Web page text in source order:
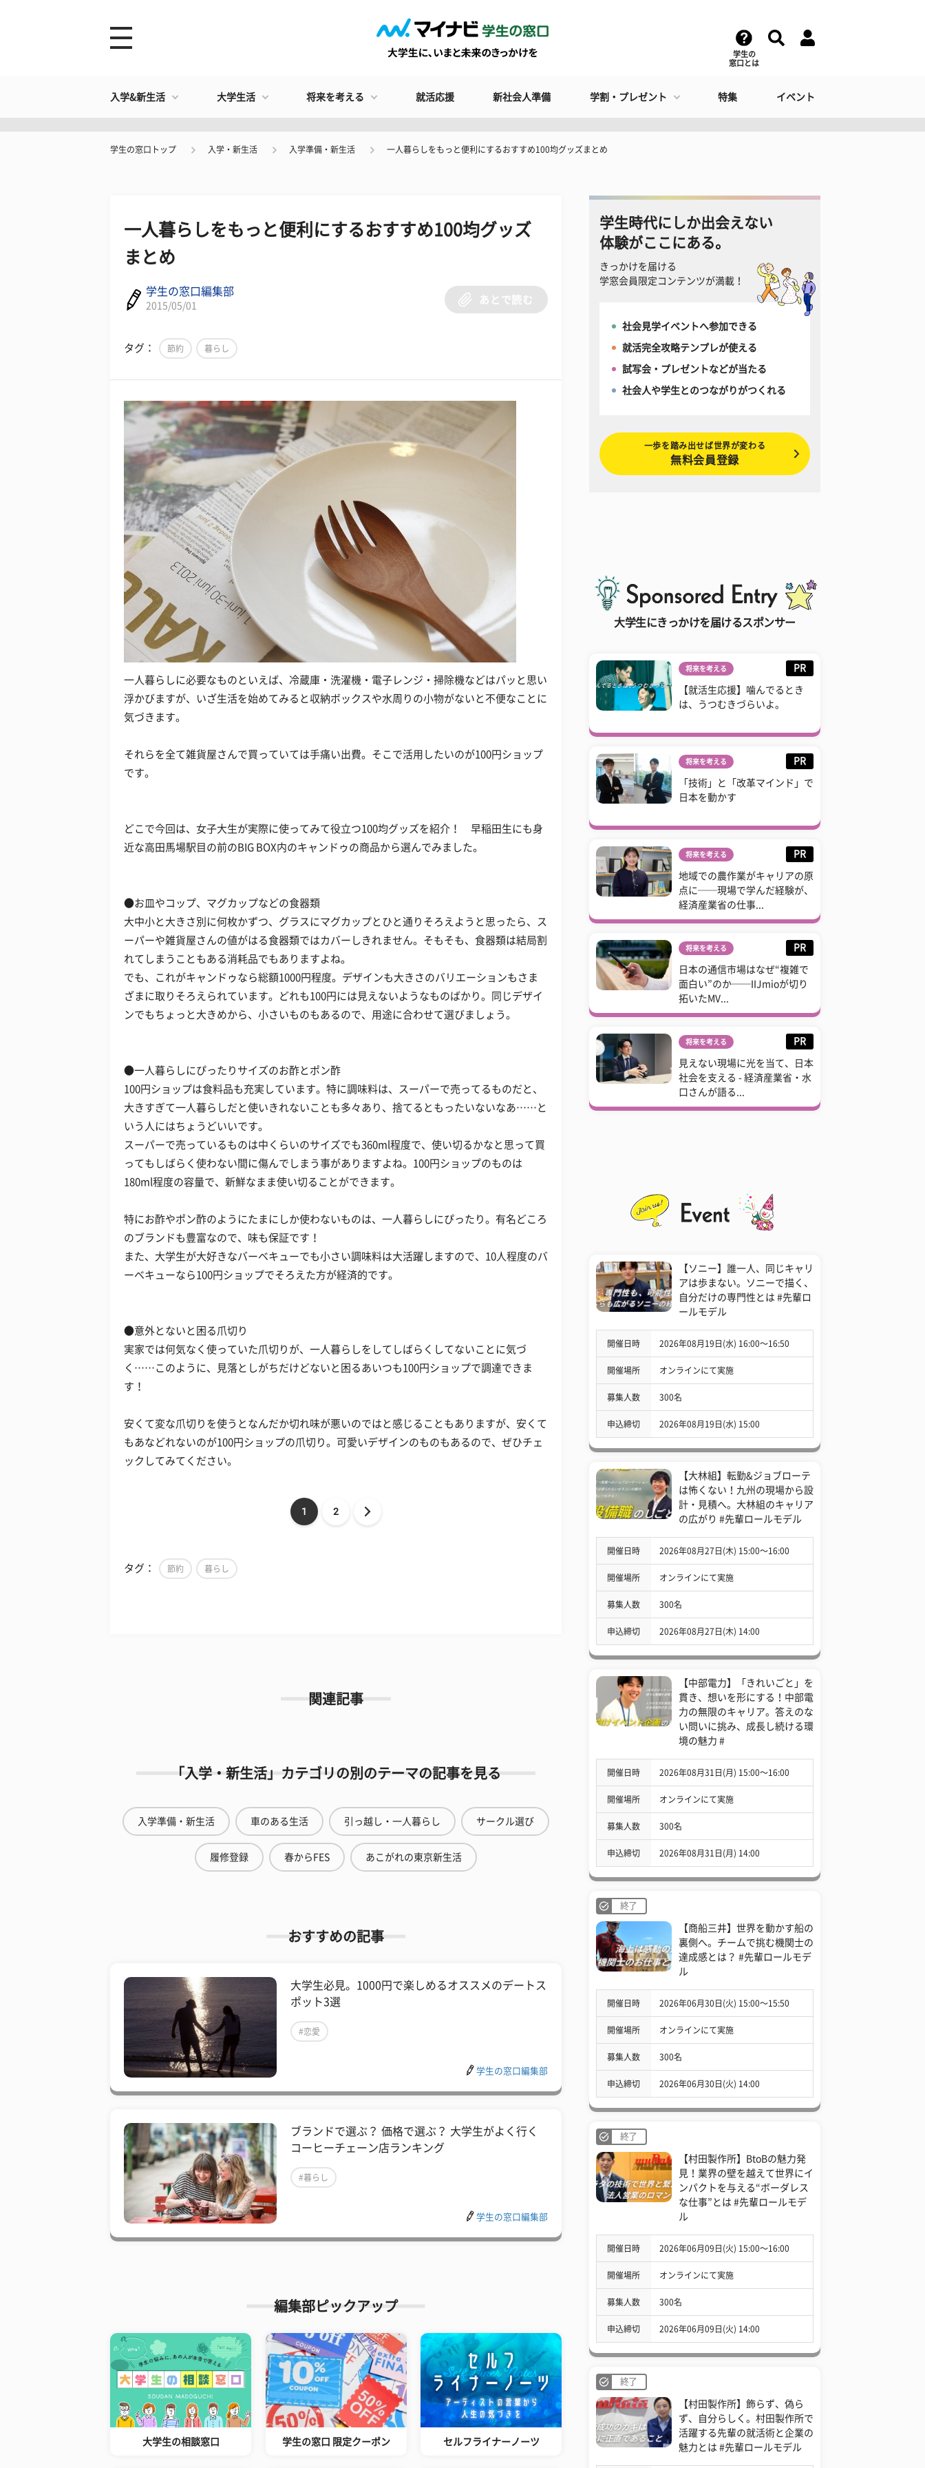
学生の
窓口とは
入学&新生活 大学生活 将来を考える 就活応援 新社会人準備 学割・プレゼント 特集 イベント
学生の窓口トップ 入学・新生活 入学準備・新生活 一人暮らしをもっと便利にするおすすめ100均グッズまとめ
一人暮らしをもっと便利にするおすすめ100均グッズ
まとめ
学生の窓口編集部
2015/05/01
あとで読む
タグ： 節約 暮らし
一人暮らしに必要なものといえば、冷蔵庫・洗濯機・電子レンジ・掃除機などはパッと思い
浮かびますが、いざ生活を始めてみると収納ボックスや水周りの小物がないと不便なことに
気づきます。
それらを全て雑貨屋さんで買っていては手痛い出費。そこで活用したいのが100円ショップ
です。
どこで今回は、女子大生が実際に使ってみて役立つ100均グッズを紹介！ 早稲田生にも身
近な高田馬場駅目の前のBIG BOX内のキャンドゥの商品から選んでみました。
●お皿やコップ、マグカップなどの食器類
大中小と大きさ別に何枚かずつ、グラスにマグカップとひと通りそろえようと思ったら、ス
ーパーや雑貨屋さんの値がはる食器類ではカバーしきれません。そもそも、食器類は結局割
れてしまうこともある消耗品でもありますよね。
でも、これがキャンドゥなら総額1000円程度。デザインも大きさのバリエーションもさま
ざまに取りそろえられています。どれも100円には見えないようなものばかり。同じデザイ
ンでもちょっと大きめから、小さいものもあるので、用途に合わせて選びましょう。
●一人暮らしにぴったりサイズのお酢とポン酢
100円ショップは食料品も充実しています。特に調味料は、スーパーで売ってるものだと、
大きすぎて一人暮らしだと使いきれないことも多々あり、捨てるともったいないなあ……と
いう人にはちょうどいいです。
スーパーで売っているものは中くらいのサイズでも360ml程度で、使い切るかなと思って買
ってもしばらく使わない間に傷んでしまう事がありますよね。100円ショップのものは
180ml程度の容量で、新鮮なまま使い切ることができます。
特にお酢やポン酢のようにたまにしか使わないものは、一人暮らしにぴったり。有名どころ
のブランドも豊富なので、味も保証です！
また、大学生が大好きなバーベキューでも小さい調味料は大活躍しますので、10人程度のバ
ーベキューなら100円ショップでそろえた方が経済的です。
●意外とないと困る爪切り
実家では何気なく使っていた爪切りが、一人暮らしをしてしばらくしてないことに気づ
く……このように、見落としがちだけどないと困るあいつも100円ショップで調達できま
す！
安くて変な爪切りを使うとなんだか切れ味が悪いのではと感じることもありますが、安くて
もあなどれないのが100円ショップの爪切り。可愛いデザインのものもあるので、ぜひチェ
ックしてみてください。
1 2
タグ： 節約 暮らし
関連記事
「入学・新生活」カテゴリの別のテーマの記事を見る
入学準備・新生活 車のある生活 引っ越し・一人暮らし サークル選び
履修登録 春からFES あこがれの東京新生活
おすすめの記事
大学生必見。1000円で楽しめるオススメのデートス
ポット3選
#恋愛
学生の窓口編集部
ブランドで選ぶ？ 価格で選ぶ？ 大学生がよく行く
コーヒーチェーン店ランキング
#暮らし
学生の窓口編集部
編集部ピックアップ
大学生の相談窓口 学生の窓口 限定クーポン セルフライナーノーツ
学生時代にしか出会えない
体験がここにある。
きっかけを届ける
学窓会員限定コンテンツが満載！
社会見学イベントへ参加できる
就活完全攻略テンプレが使える
試写会・プレゼントなどが当たる
社会人や学生とのつながりがつくれる
一歩を踏み出せば世界が変わる
無料会員登録
大学生にきっかけを届けるスポンサー
将来を考える PR
【就活生応援】噛んでるとき
は、うつむきづらいよ。
将来を考える PR
「技術」と「改革マインド」で
日本を動かす
将来を考える PR
地域での農作業がキャリアの原
点に──現場で学んだ経験が、
経済産業省の仕事...
将来を考える PR
日本の通信市場はなぜ“複雑で
面白い”のか──IIJmioが切り
拓いたMV...
将来を考える PR
見えない現場に光を当て、日本
社会を支える - 経済産業省・水
口さんが語る...
【ソニー】誰一人、同じキャリ
アは歩まない。ソニーで描く、
自分だけの専門性とは #先輩ロ
ールモデル
開催日時 2026年08月19日(水) 16:00〜16:50
開催場所 オンラインにて実施
募集人数 300名
申込締切 2026年08月19日(水) 15:00
【大林組】転勤&ジョブローテ
は怖くない！九州の現場から設
計・見積へ。大林組のキャリア
の広がり #先輩ロールモデル
開催日時 2026年08月27日(木) 15:00〜16:00
開催場所 オンラインにて実施
募集人数 300名
申込締切 2026年08月27日(木) 14:00
【中部電力】「きれいごと」を
貫き、想いを形にする！中部電
力の無限のキャリア。答えのな
い問いに挑み、成長し続ける環
境の魅力 #
開催日時 2026年08月31日(月) 15:00〜16:00
開催場所 オンラインにて実施
募集人数 300名
申込締切 2026年08月31日(月) 14:00
終了
【商船三井】世界を動かす船の
裏側へ。チームで挑む機関士の
達成感とは？ #先輩ロールモデ
ル
開催日時 2026年06月30日(火) 15:00〜15:50
開催場所 オンラインにて実施
募集人数 300名
申込締切 2026年06月30日(火) 14:00
終了
【村田製作所】BtoBの魅力発
見！業界の壁を越えて世界にイ
ンパクトを与える“ボーダレス
な仕事”とは #先輩ロールモデ
ル
開催日時 2026年06月09日(火) 15:00〜16:00
開催場所 オンラインにて実施
募集人数 300名
申込締切 2026年06月09日(火) 14:00
終了
【村田製作所】飾らず、偽ら
ず、自分らしく。村田製作所で
活躍する先輩の就活術と企業の
魅力とは #先輩ロールモデル